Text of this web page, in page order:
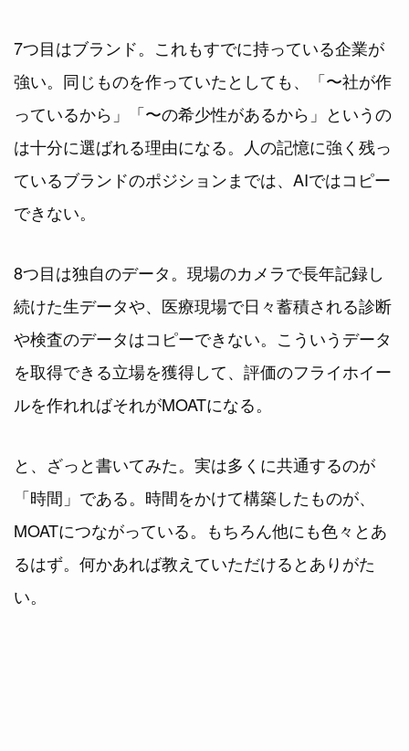
7つ目はブランド。これもすでに持っている企業が
強い。同じものを作っていたとしても、「〜社が作
っているから」「〜の希少性があるから」というの
は十分に選ばれる理由になる。人の記憶に強く残っ
ているブランドのポジションまでは、AIではコピー
できない。
8つ目は独自のデータ。現場のカメラで長年記録し
続けた生データや、医療現場で日々蓄積される診断
や検査のデータはコピーできない。こういうデータ
を取得できる立場を獲得して、評価のフライホイー
ルを作れればそれがMOATになる。
と、ざっと書いてみた。実は多くに共通するのが
「時間」である。時間をかけて構築したものが、
MOATにつながっている。もちろん他にも色々とあ
るはず。何かあれば教えていただけるとありがた
い。